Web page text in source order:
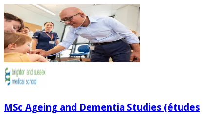
MSc Ageing and Dementia Studies (études